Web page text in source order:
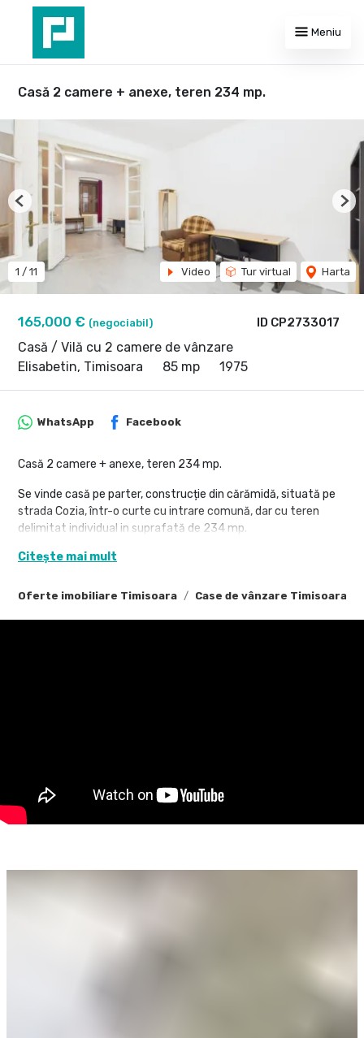
Meniu
Casă 2 camere + anexe, teren 234 mp.
ID CP2733017
165,000 € (negociabil)
Casă / Vilă cu 2 camere de vânzare
Elisabetin, Timisoara
85 mp 1975
1 / 11 Video Tur virtual Harta
Previous
Oferte imobiliare Timisoara Case de vânzare Timisoara
WhatsApp Facebook
Casă 2 camere + anexe, teren 234 mp.
Se vinde casă pe parter, construcție din cărămidă, situată pe
strada Cozia, într-o curte cu intrare comună, dar cu teren
delimitat individual in suprafată de 234 mp.
cămară și debara.
Proprietatea dispune de subsol tehnic cu centrală termică,
Sună pentru detalii suplimentare și programarea unei vizionări!
Remus Beiușanu
CP2733017
Citește mai mult